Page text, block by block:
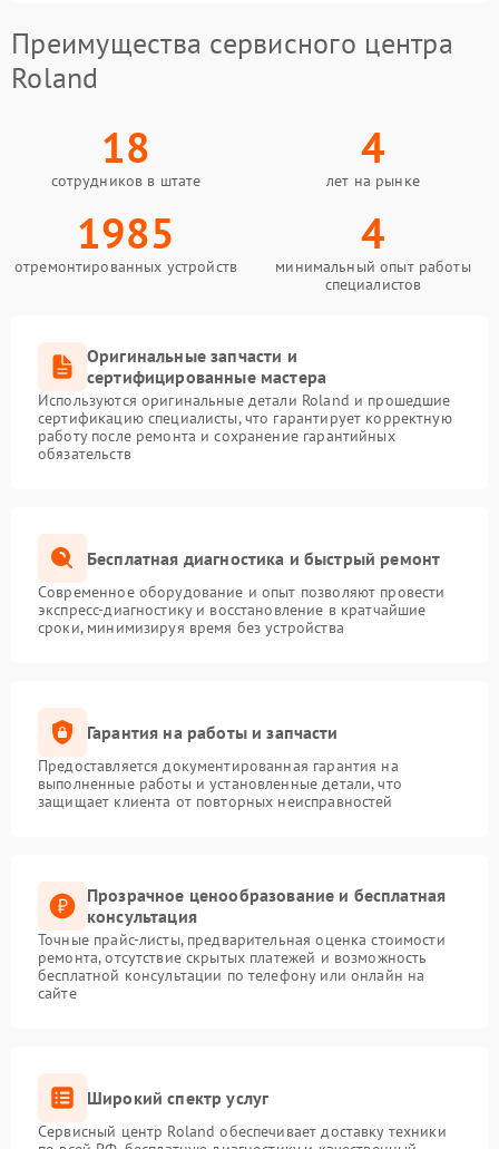
Преимущества сервисного центра
Roland
18
сотрудников в штате
4
лет на рынке
1985
отремонтированных устройств
4
минимальный опыт работы
специалистов
Оригинальные запчасти и
сертифицированные мастера
Используются оригинальные детали Roland и прошедшие
сертификацию специалисты, что гарантирует корректную
работу после ремонта и сохранение гарантийных
обязательств
Бесплатная диагностика и быстрый ремонт
Современное оборудование и опыт позволяют провести
экспресс-диагностику и восстановление в кратчайшие
сроки, минимизируя время без устройства
Гарантия на работы и запчасти
Предоставляется документированная гарантия на
выполненные работы и установленные детали, что
защищает клиента от повторных неисправностей
Прозрачное ценообразование и бесплатная
консультация
Точные прайс-листы, предварительная оценка стоимости
ремонта, отсутствие скрытых платежей и возможность
бесплатной консультации по телефону или онлайн на
сайте
Широкий спектр услуг
Сервисный центр Roland обеспечивает доставку техники